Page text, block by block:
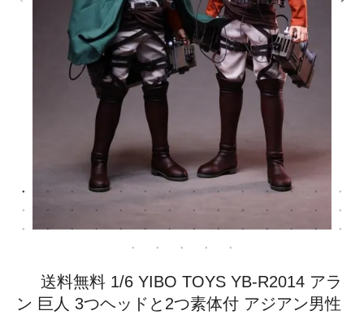
送料無料 1/6 YIBO TOYS YB-R2014 アラ
ン 巨人 3つヘッドと2つ素体付 アジアン男性